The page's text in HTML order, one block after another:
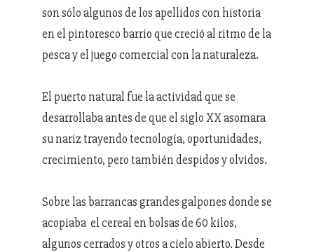
son sólo algunos de los apellidos con historia
en el pintoresco barrio que creció al ritmo de la
pesca y el juego comercial con la naturaleza.
El puerto natural fue la actividad que se
desarrollaba antes de que el siglo XX asomara
su nariz trayendo tecnología, oportunidades,
crecimiento, pero también despidos y olvidos.
Sobre las barrancas grandes galpones donde se
acopiaba el cereal en bolsas de 60 kilos,
algunos cerrados y otros a cielo abierto. Desde